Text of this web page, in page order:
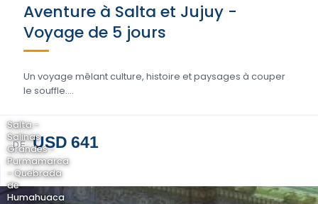
Aventure à Salta et Jujuy -
Voyage de 5 jours
Un voyage mêlant culture, histoire et paysages à couper
le souffle....
DE USD 641
Salta -
Salinas
Grandes -
Purmamarca
- Quebrada
de
Humahuaca